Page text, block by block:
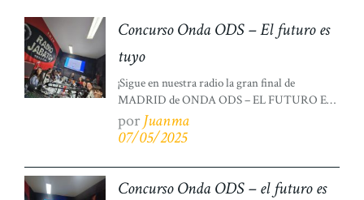
Agenda 2030. Esta tercera edición del proyecto se
propone experimentar […]
Concurso Onda ODS – El futuro es
tuyo
¡Sigue en nuestra radio la gran final de
MADRID de ONDA ODS – EL FUTURO ES
TUYO! En esta emisión es el turno de: IES
Vallecas Magerit (Madrid) VS IES Pablo
URCM, la fase regional de Madrid del
concurso interinstitutos de Onda ODS: EL
porJuanma
07/05/2025
Concurso Onda ODS – el futuro es